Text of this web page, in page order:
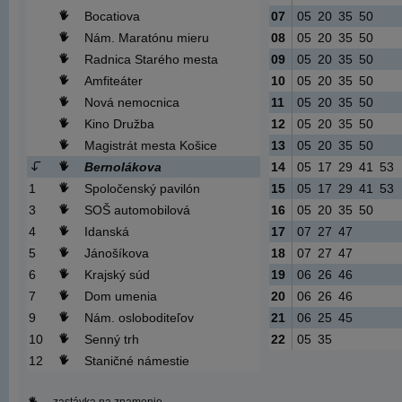
Bocatiova
Nám. Maratónu mieru
Radnica Starého mesta
Amfiteáter
Nová nemocnica
Kino Družba
Magistrát mesta Košice
Bernolákova
1
Spoločenský pavilón
3
SOŠ automobilová
4
Idanská
5
Jánošíkova
6
Krajský súd
7
Dom umenia
9
Nám. osloboditeľov
10
Senný trh
12
Staničné námestie
07
05 20 35 50
08
05 20 35 50
09
05 20 35 50
10
05 20 35 50
11
05 20 35 50
12
05 20 35 50
13
05 20 35 50
14
05 17 29 41 53
15
05 17 29 41 53
16
05 20 35 50
17
07 27 47
18
07 27 47
19
06 26 46
20
06 26 46
21
06 25 45
22
05 35